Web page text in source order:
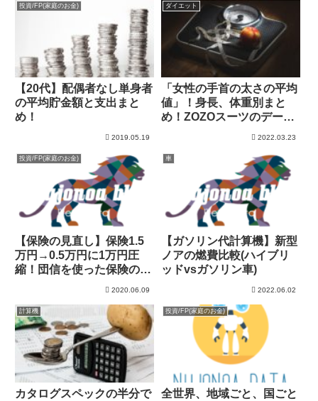
投資/FP(家庭のお金)
【20代】配偶者なし単身者
の平均貯金額と支出まと
め！
2019.05.19
ダイエット
「女性の手首の太さの平均
値」！身長、体重別まと
め！ZOZOスーツのデータ
2022.03.23
投資/FP(家庭のお金)
【保険の見直し】保険1.5
万円→0.5万円に1万円圧
縮！団信を使った保険の見
2020.06.09
車
【ガソリン代計算機】新型
ノアの燃費比較(ハイブリ
ッドvsガソリン車)
2022.06.02
計算機
カタログスペックの半分で
投資/FP(家庭のお金)
全世界、地域ごと、国ごと